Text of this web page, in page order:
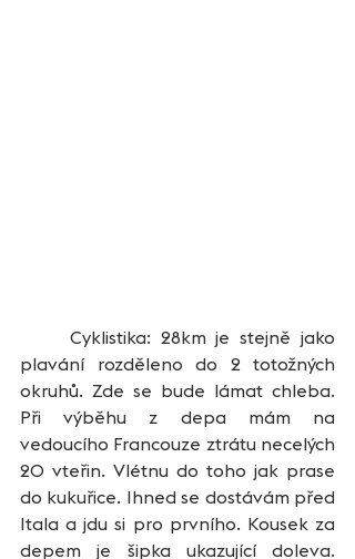
plavání rozděleno do 2 totožných
okruhů. Zde se bude lámat chleba.
Při výběhu z depa mám na
vedoucího Francouze ztrátu necelých
20 vteřin. Vlétnu do toho jak prase
do kukuřice. Ihned se dostávám před
Itala a jdu si pro prvního. Kousek za
depem je šipka ukazující doleva.